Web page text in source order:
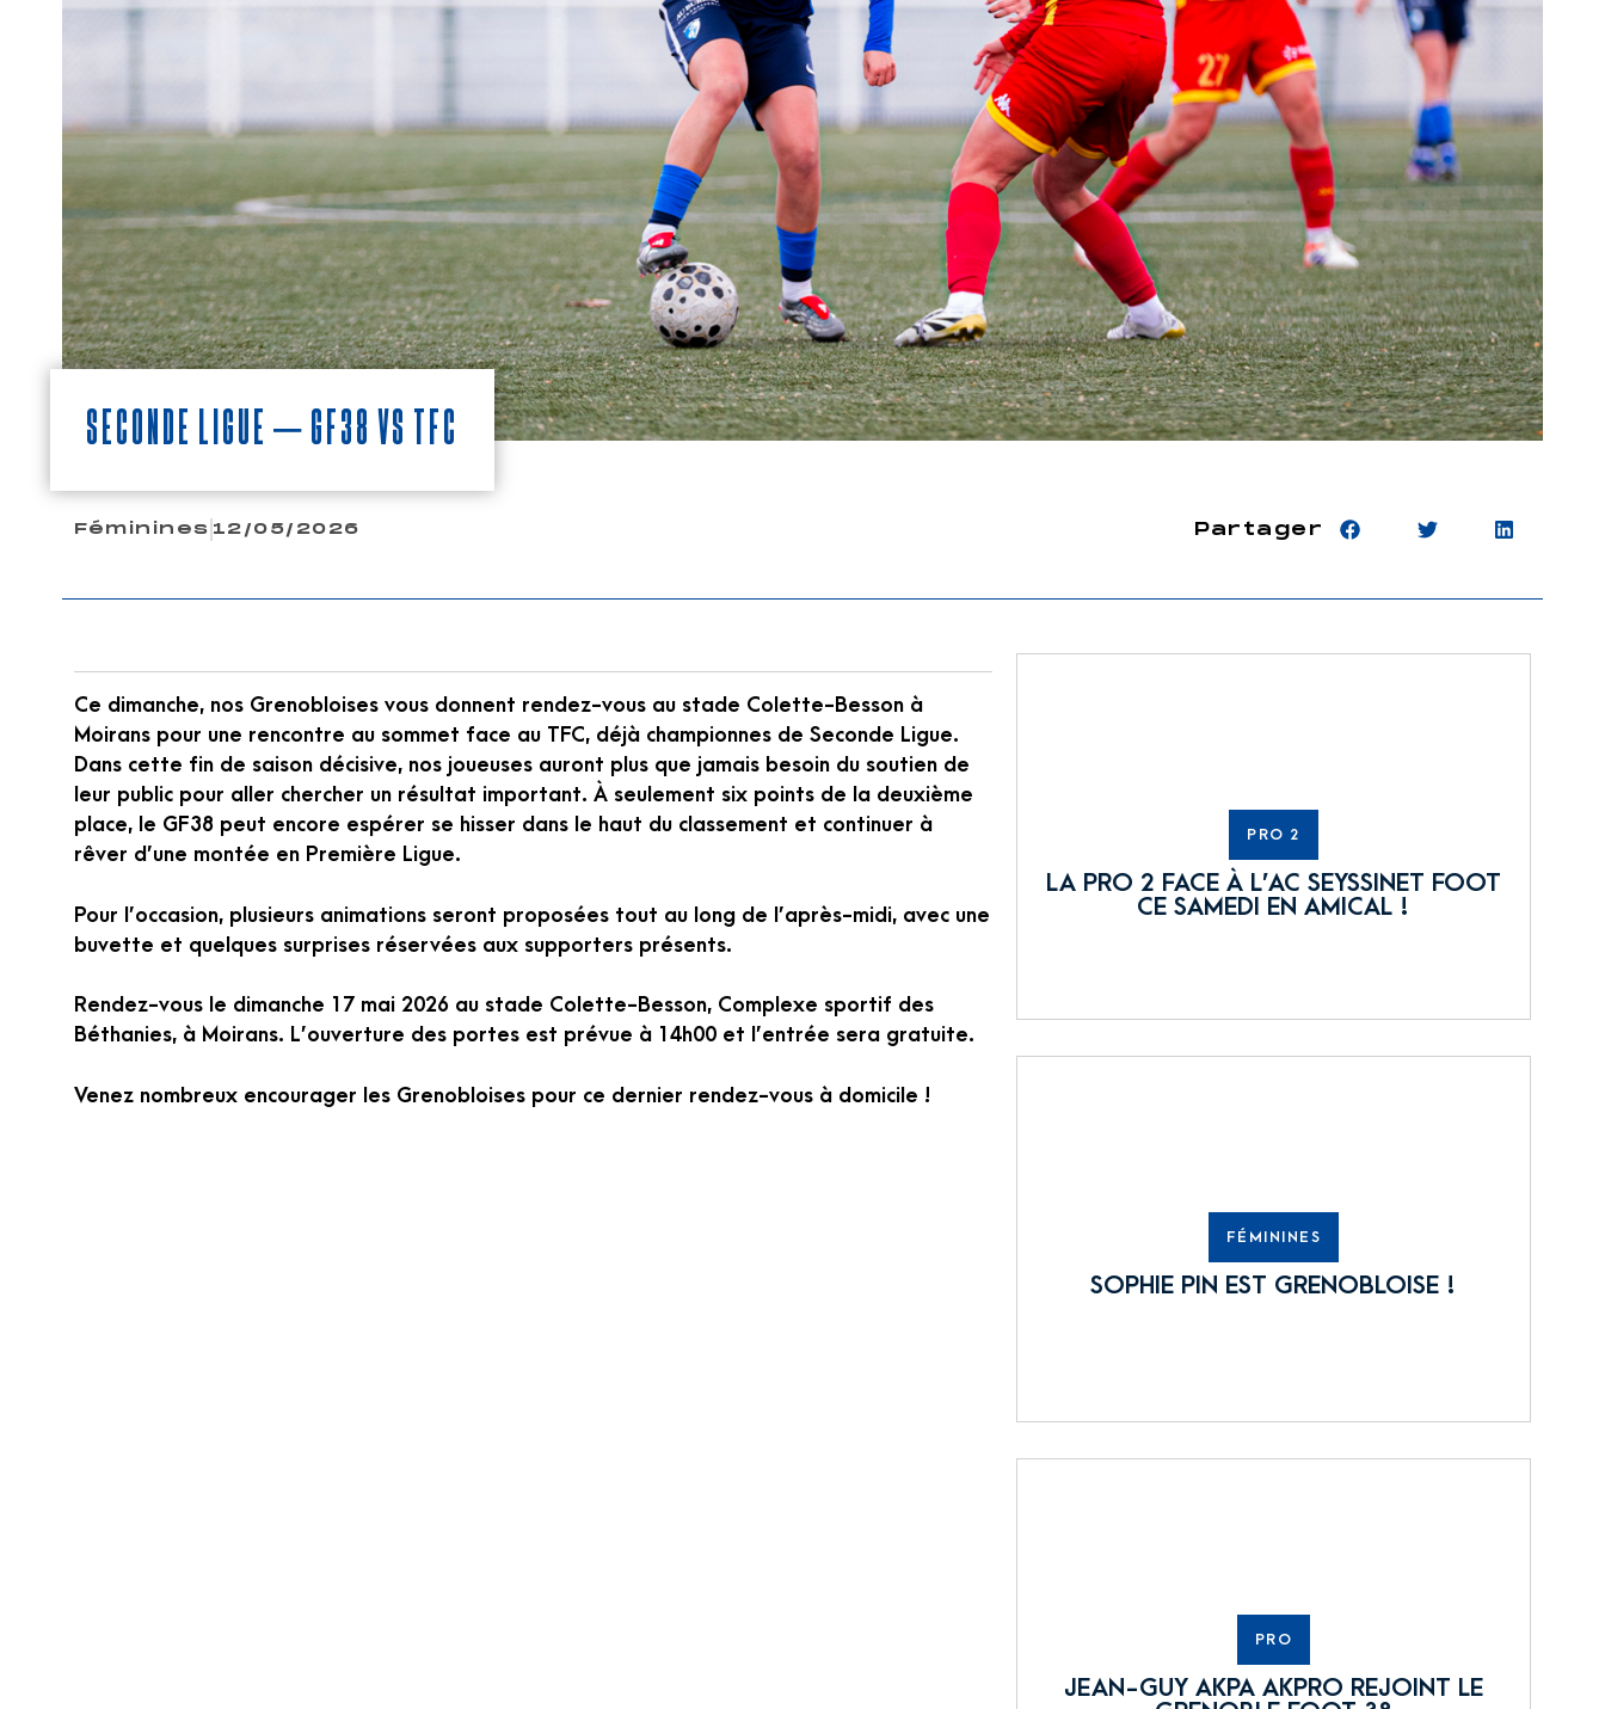
Seconde Ligue – GF38 vs TFC
Féminines 12/05/2026 Partager
Ce dimanche, nos Grenobloises vous donnent rendez-vous au stade Colette-Besson à
Moirans pour une rencontre au sommet face au TFC, déjà championnes de Seconde Ligue.
Dans cette fin de saison décisive, nos joueuses auront plus que jamais besoin du soutien de
leur public pour aller chercher un résultat important. À seulement six points de la deuxième
place, le GF38 peut encore espérer se hisser dans le haut du classement et continuer à
rêver d’une montée en Première Ligue.
Pour l’occasion, plusieurs animations seront proposées tout au long de l’après-midi, avec une
buvette et quelques surprises réservées aux supporters présents.
Rendez-vous le dimanche 17 mai 2026 au stade Colette-Besson, Complexe sportif des
Béthanies, à Moirans. L’ouverture des portes est prévue à 14h00 et l’entrée sera gratuite.
Venez nombreux encourager les Grenobloises pour ce dernier rendez-vous à domicile !
PRO 2
LA PRO 2 FACE À L’AC SEYSSINET FOOT
CE SAMEDI EN AMICAL !
FÉMININES
SOPHIE PIN EST GRENOBLOISE !
PRO
JEAN-GUY AKPA AKPRO REJOINT LE